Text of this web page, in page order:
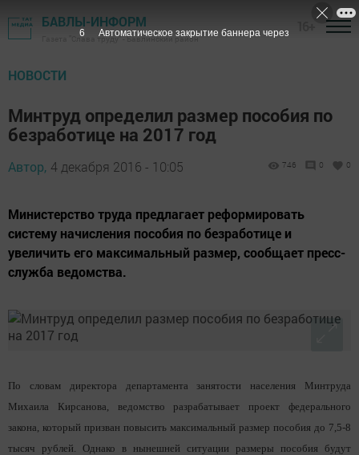
БАВЛЫ-ИНФОРМ
Газета "Слава труду" - Бавлинский район
НОВОСТИ
Минтруд определил размер пособия по
безработице на 2017 год
Автор, 4 декабря 2016 - 10:05 746 0 0
Министерство труда предлагает реформировать
систему начисления пособия по безработице и
увеличить его максимальный размер, сообщает пресс-
служба ведомства.
По словам директора департамента занятости населения Минтруда
Михаила Кирсанова, ведомство разрабатывает проект федерального
закона, который призван повысить максимальный размер пособия до 7,5-8
тысяч рублей. Однако в нынешней ситуации размеры пособия будут
5 Автоматическое закрытие баннера через